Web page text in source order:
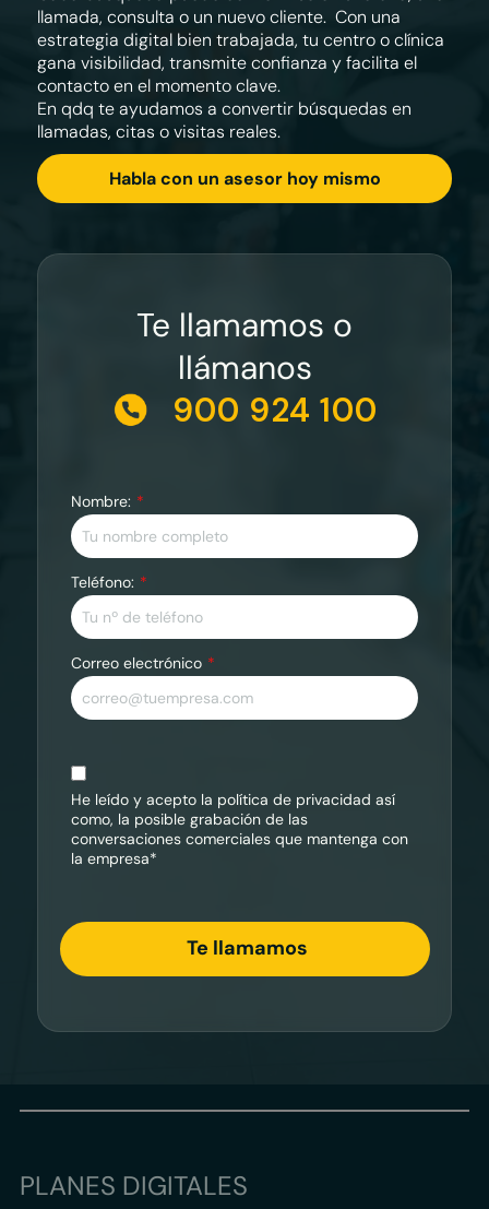
llamada, consulta o un nuevo cliente. Con una
estrategia digital bien trabajada, tu centro o clínica
gana visibilidad, transmite confianza y facilita el
contacto en el momento clave.
En qdq te ayudamos a convertir búsquedas en
llamadas, citas o visitas reales.
Habla con un asesor hoy mismo
Te llamamos o
llámanos
900 924 100
Nombre:
Teléfono:
Correo electrónico
He leído y acepto la política de privacidad así
como, la posible grabación de las
conversaciones comerciales que mantenga con
la empresa*
PLANES DIGITALES